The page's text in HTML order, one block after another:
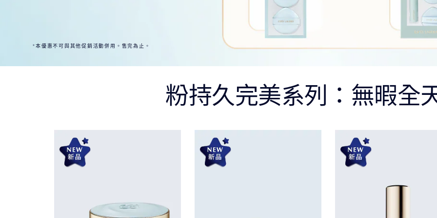
*本優惠不可與其他促銷活動併用。售完為止。
粉持久完美系列：無暇全